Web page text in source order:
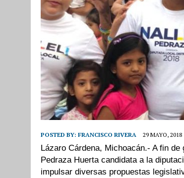
POSTED BY: FRANCISCO RIVERA 29 MAYO, 2018
Lázaro Cárdena, Michoacán.- A fin
Pedraza Huerta candidata a la
impulsar diversas propuestas